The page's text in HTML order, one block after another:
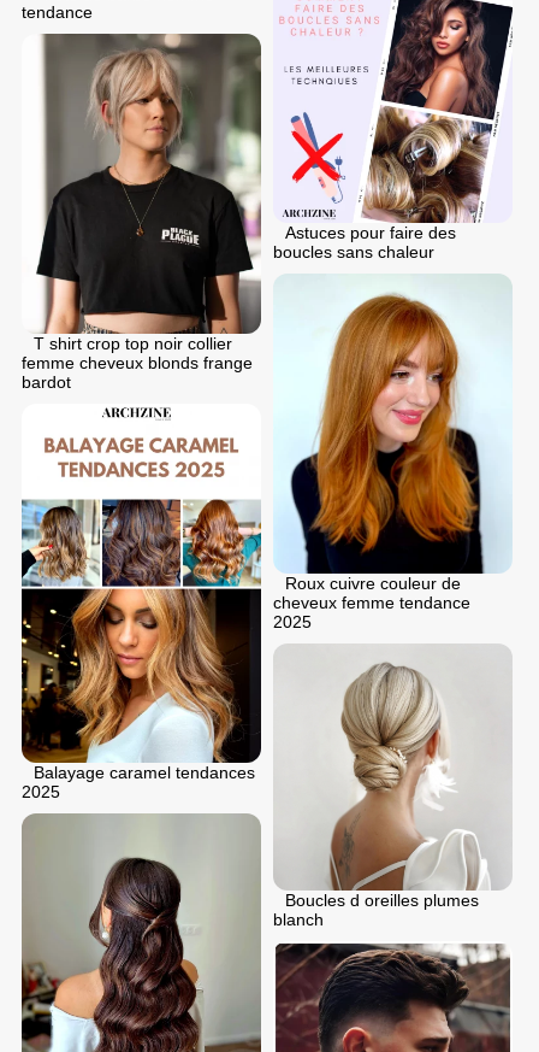
tendance
Astuces pour faire des
boucles sans chaleur
T shirt crop top noir collier
femme cheveux blonds frange
bardot
Roux cuivre couleur de
cheveux femme tendance
2025
Balayage caramel tendances
2025
Boucles d oreilles plumes
blanch